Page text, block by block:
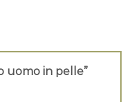
uomo in pelle”